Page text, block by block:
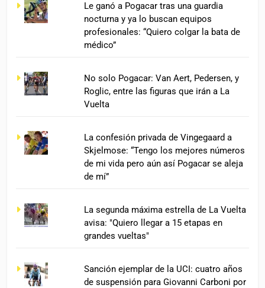
Le ganó a Pogacar tras una guardia
nocturna y ya lo buscan equipos
profesionales: “Quiero colgar la bata de
médico”
No solo Pogacar: Van Aert, Pedersen, y
Roglic, entre las figuras que irán a La
Vuelta
La confesión privada de Vingegaard a
Skjelmose: “Tengo los mejores números
de mi vida pero aún así Pogacar se aleja
de mí”
La segunda máxima estrella de La Vuelta
avisa: "Quiero llegar a 15 etapas en
grandes vueltas"
Sanción ejemplar de la UCI: cuatro años
de suspensión para Giovanni Carboni por